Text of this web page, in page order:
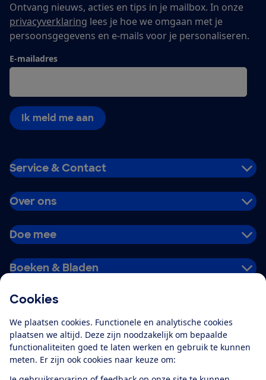
Cookies
We plaatsen cookies. Functionele en analytische cookies
plaatsen we altijd. Deze zijn noodzakelijk om bepaalde
functionaliteiten goed te laten werken en gebruik te kunnen
meten. Er zijn ook cookies naar keuze om:
Ontvang nieuws, acties en tips in je mailbox. In onze
privacyverklaring lees je hoe we omgaan met je
persoonsgegevens en e-mails voor je personaliseren.
E-mailadres
Ik meld me aan
Service & Contact
Over ons
Doe mee
Boeken & Bladen
Alles over de